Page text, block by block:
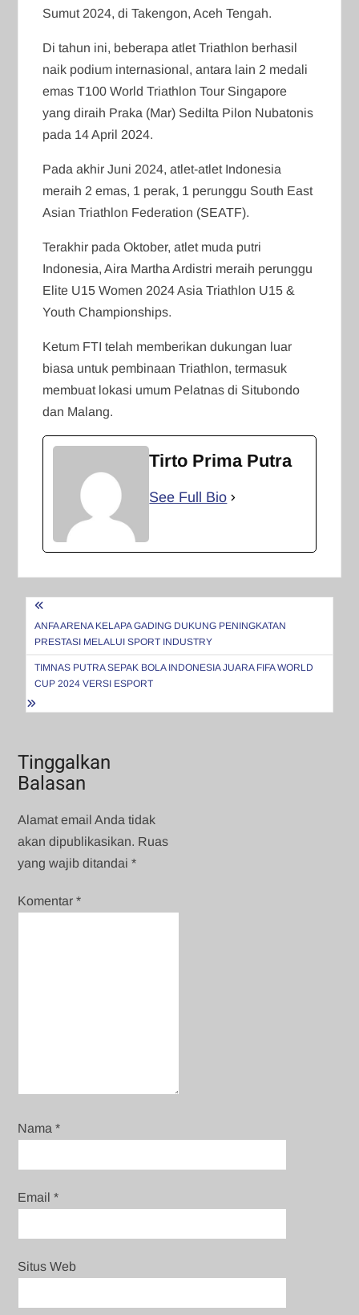
Sumut 2024, di Takengon, Aceh Tengah.
Di tahun ini, beberapa atlet Triathlon berhasil
naik podium internasional, antara lain 2 medali
emas T100 World Triathlon Tour Singapore
yang diraih Praka (Mar) Sedilta Pilon Nubatonis
pada 14 April 2024.
Pada akhir Juni 2024, atlet-atlet Indonesia
meraih 2 emas, 1 perak, 1 perunggu South East
Asian Triathlon Federation (SEATF).
Terakhir pada Oktober, atlet muda putri
Indonesia, Aira Martha Ardistri meraih perunggu
Elite U15 Women 2024 Asia Triathlon U15 &
Youth Championships.
Ketum FTI telah memberikan dukungan luar
biasa untuk pembinaan Triathlon, termasuk
membuat lokasi umum Pelatnas di Situbondo
dan Malang.
Tirto Prima Putra
See Full Bio
Navigasi
pos
ANFA ARENA KELAPA GADING DUKUNG PENINGKATAN
PRESTASI MELALUI SPORT INDUSTRY
TIMNAS PUTRA SEPAK BOLA INDONESIA JUARA FIFA WORLD
CUP 2024 VERSI ESPORT
Tinggalkan
Balasan
Alamat email Anda tidak
akan dipublikasikan. Ruas
yang wajib ditandai*
Komentar*
Nama*
Email*
Situs Web